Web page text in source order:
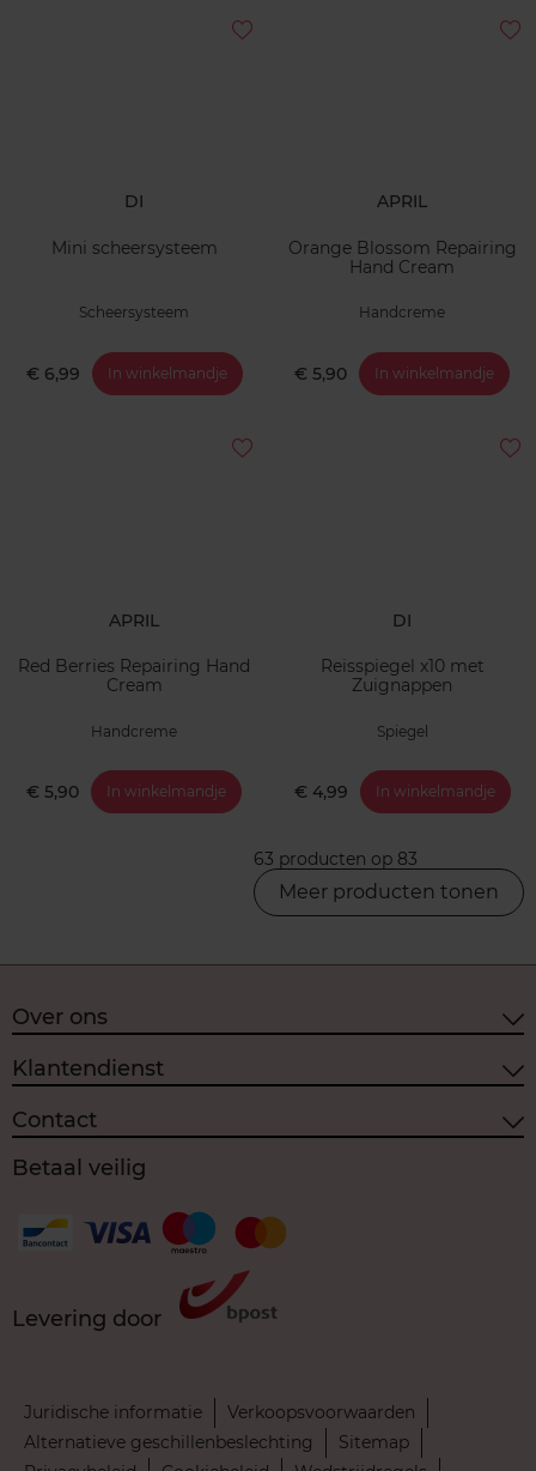
DI
Mini scheersysteem
Scheersysteem
€ 6,99 In winkelmandje
APRIL
Orange Blossom Repairing
Hand Cream
Handcreme
€ 5,90 In winkelmandje
APRIL
Red Berries Repairing Hand
Cream
Handcreme
€ 5,90 In winkelmandje
DI
Reisspiegel x10 met
Zuignappen
Spiegel
€ 4,99 In winkelmandje
63 producten op 83
Meer producten tonen
Over ons
Klantendienst
Contact
Betaal veilig
Levering door
Juridische informatie
Verkoopsvoorwaarden
Alternatieve geschillenbeslechting
Sitemap